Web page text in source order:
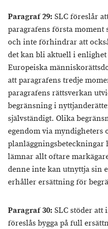
Paragraf 29: SLC föreslår
paragrafens första moment
och inte förhindrar att
det kan bli aktuell i
Europeiska
att paragrafens tredje
paragrafens rättsverkan
begränsning i
självständigt. Olika
egendom via myndigheters
lämnar allt oftare
denne inte kan utnyttja sin
erhåller ersättning för
Paragraf 30: SLC stöder
föreslås bygga på full